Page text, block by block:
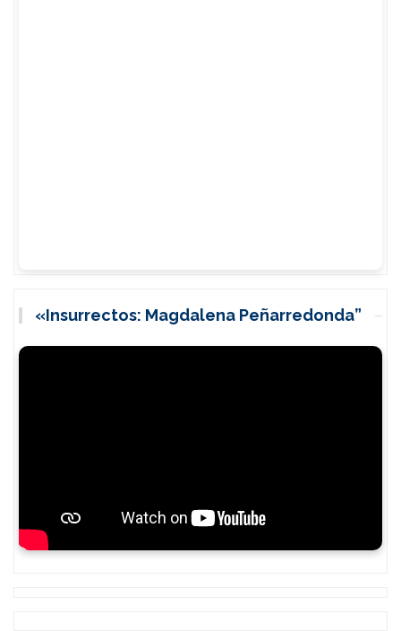
«Insurrectos: Magdalena Peñarredonda”